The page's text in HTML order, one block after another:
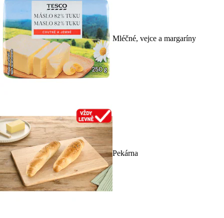
Mléčné, vejce a margaríny
Pekárna